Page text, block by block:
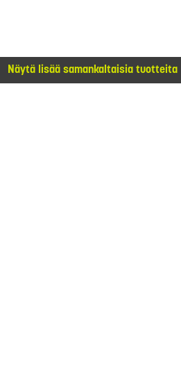
Näytä lisää samankaltaisia tuotteita